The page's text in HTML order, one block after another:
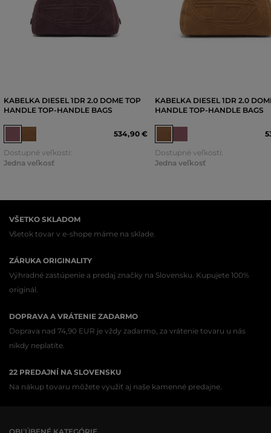
KABELKA DIESEL 1DR 2.0 DOME TOP
HANDLE TOP-HANDLE BAGS
534,90 €
Dostupné veľkosti:
Jedna veľkosť
KABELKA DIESEL 1DR 2.0
HANDLE TOP-HANDLE BAGS
Dostupné veľkosti:
Jedna veľkosť
VŠETKO SKLADOM
Všetok tovar v e-shope máme na sklade.
ZÁRUKA ORIGINALITY
Výhradné zastúpenie a predaj značky na Slovensku. Kupujete 100%
originál.
DOPRAVA A VRÁTENIE ZADARMO
Doprava nad 74,90 EUR je vždy zadarmo, za vrátenie tovaru u nás
nikdy neplatíte.
22 PREDAJNÍ NA SLOVENSKU
Na nákup tovaru môžete využiť aj naše kamenné predajne.